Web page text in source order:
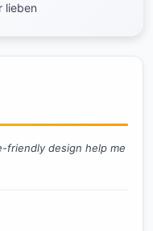
lieben
friendly design help me